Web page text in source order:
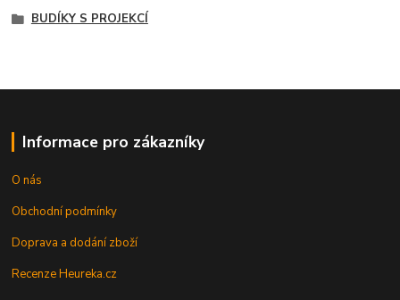
BUDÍKY S PROJEKCÍ
Informace pro zákazníky
O nás
Obchodní podmínky
Doprava a dodání zboží
Recenze Heureka.cz